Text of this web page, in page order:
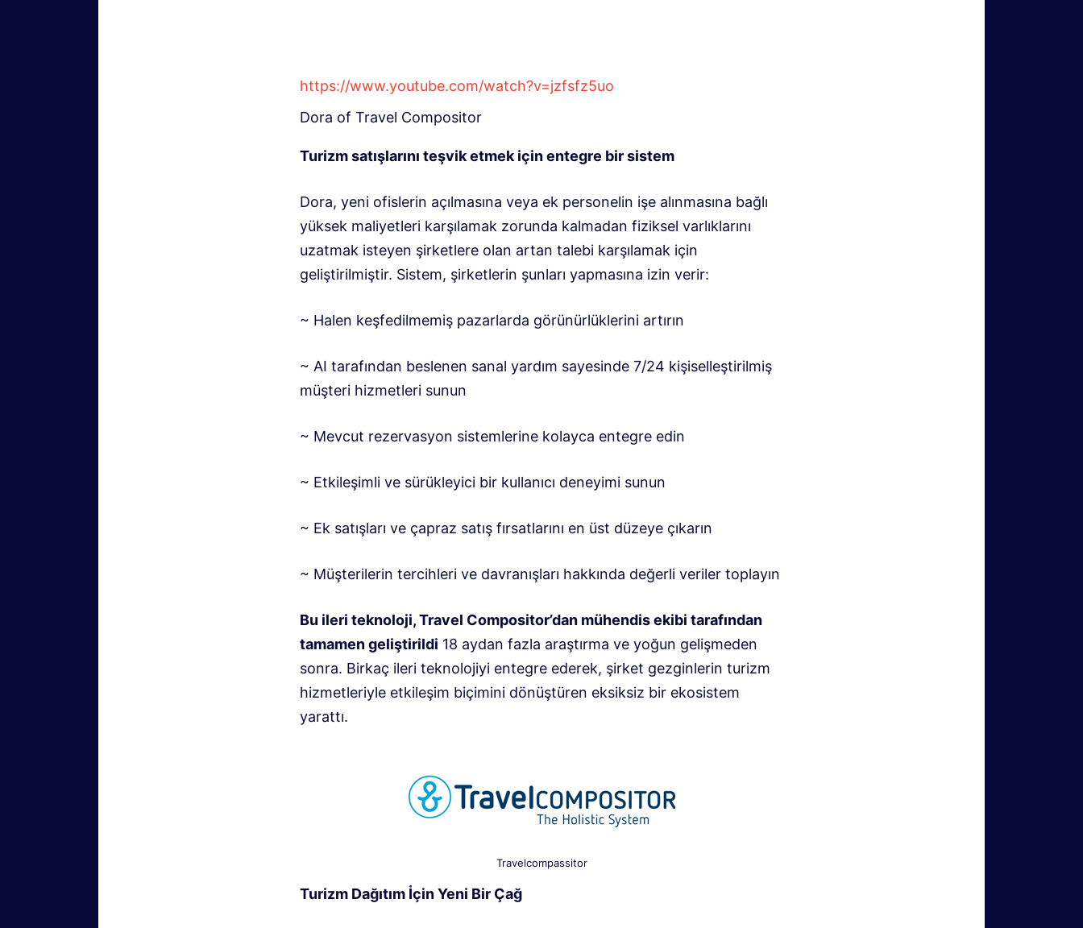
https://www.youtube.com/watch?v=jzfsfz5uo
Dora of Travel Compositor
Turizm satışlarını teşvik etmek için entegre bir sistem
Dora, yeni ofislerin açılmasına veya ek personelin işe alınmasına bağlı
yüksek maliyetleri karşılamak zorunda kalmadan fiziksel varlıklarını
uzatmak isteyen şirketlere olan artan talebi karşılamak için
geliştirilmiştir. Sistem, şirketlerin şunları yapmasına izin verir:
~ Halen keşfedilmemiş pazarlarda görünürlüklerini artırın
~ AI tarafından beslenen sanal yardım sayesinde 7/24 kişiselleştirilmiş
müşteri hizmetleri sunun
~ Mevcut rezervasyon sistemlerine kolayca entegre edin
~ Etkileşimli ve sürükleyici bir kullanıcı deneyimi sunun
~ Ek satışları ve çapraz satış fırsatlarını en üst düzeye çıkarın
~ Müşterilerin tercihleri ​​ve davranışları hakkında değerli veriler toplayın
Bu ileri teknoloji, Travel Compositor’dan mühendis ekibi tarafından
tamamen geliştirildi 18 aydan fazla araştırma ve yoğun gelişmeden
sonra. Birkaç ileri teknolojiyi entegre ederek, şirket gezginlerin turizm
hizmetleriyle etkileşim biçimini dönüştüren eksiksiz bir ekosistem
yarattı.
Travelcompassitor
Turizm Dağıtım İçin Yeni Bir Çağ